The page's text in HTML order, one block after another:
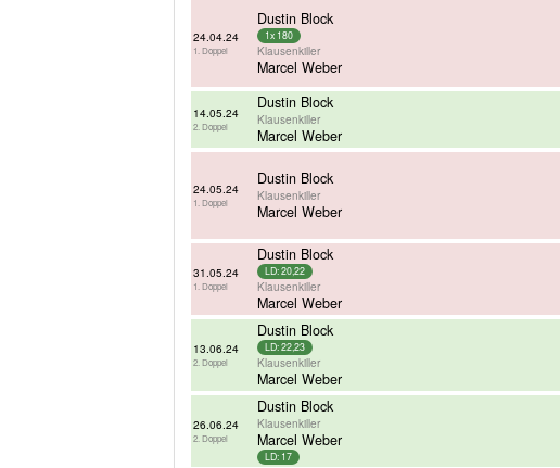
24.04.24
1. Doppel
Dustin Block
1x 180
Klausenkiller
Marcel Weber
14.05.24
2. Doppel
Dustin Block
Klausenkiller
Marcel Weber
24.05.24
1. Doppel
Dustin Block
Klausenkiller
Marcel Weber
31.05.24
1. Doppel
Dustin Block
LD: 20,22
Klausenkiller
Marcel Weber
13.06.24
2. Doppel
Dustin Block
LD: 22,23
Klausenkiller
Marcel Weber
26.06.24
2. Doppel
Dustin Block
Klausenkiller
Marcel Weber
LD: 17